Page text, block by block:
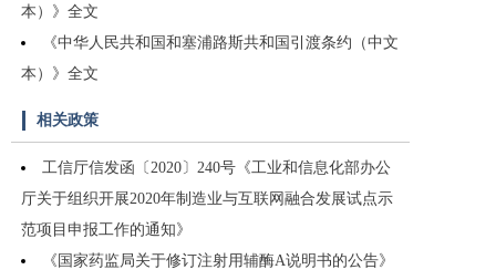
本）》全文
《中华人民共和国和塞浦路斯共和国引渡条约（中文
本）》全文
相关政策
工信厅信发函〔2020〕240号《工业和信息化部办公
厅关于组织开展2020年制造业与互联网融合发展试点示
范项目申报工作的通知》
《国家药监局关于修订注射用辅酶A说明书的公告》